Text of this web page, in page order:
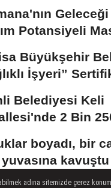
Potansiyeli
Büyükşehir
İşyeri”
Belediyesi Keli
2 Bin
boyadı, bir
kavuştu
adına sitemizde çerez